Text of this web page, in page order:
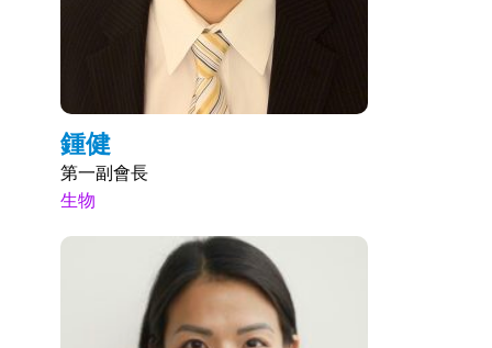
鍾健
第一副會長
生物